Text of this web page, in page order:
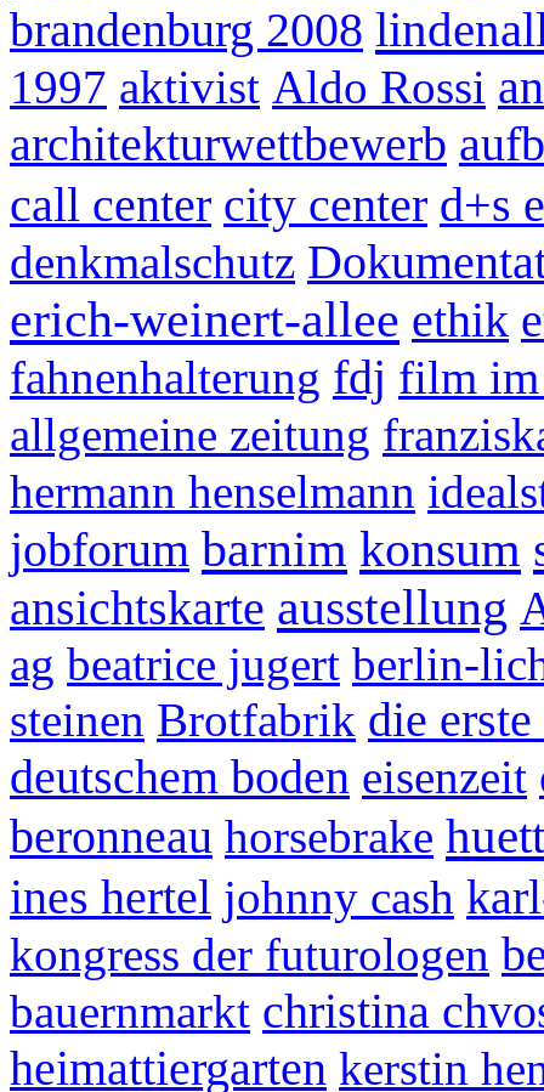
brandenburg 2008
1997 aktivist Aldo Rossi
architekturwettbewerb
call center city center d+s
denkmalschutz
erich-weinert-allee ethik
fahnenhalterung fdj film im
allgemeine zeitung
hermann henselmann
jobforum barnim konsum
ansichtskarte ausstellung
ag beatrice jugert berlin-
steinen Brotfabrik die
deutschem boden eisenzeit
beronneau horsebrake
ines hertel johnny cash
kongress der futurologen
bauernmarkt christina
heimattiergarten kerstin